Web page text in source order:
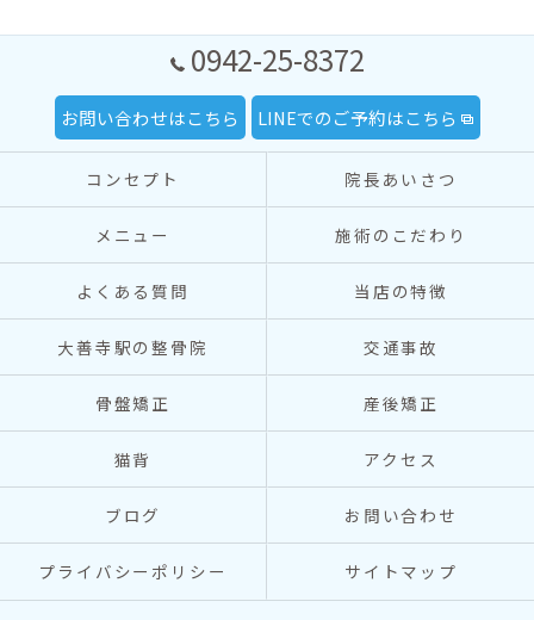
0942-25-8372
お問い合わせはこちら LINEでのご予約はこちら
コンセプト 院長あいさつ
メニュー 施術のこだわり
よくある質問 当店の特徴
大善寺駅の整骨院 交通事故
骨盤矯正 産後矯正
猫背 アクセス
ブログ お問い合わせ
プライバシーポリシー サイトマップ